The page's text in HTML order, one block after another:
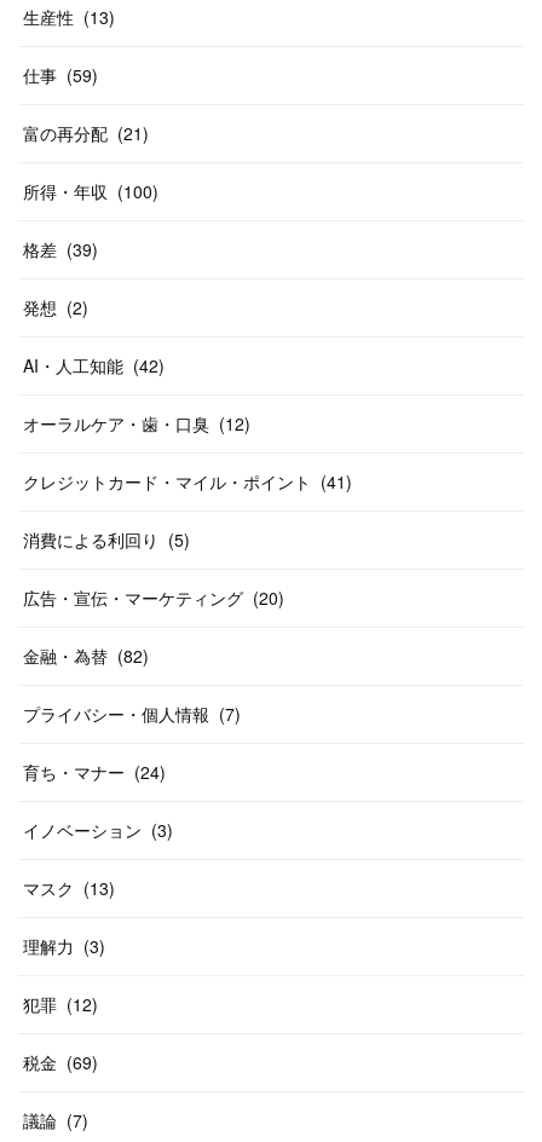
生産性 (13)
仕事 (59)
富の再分配 (21)
所得・年収 (100)
格差 (39)
発想 (2)
AI・人工知能 (42)
オーラルケア・歯・口臭 (12)
クレジットカード・マイル・ポイント (41)
消費による利回り (5)
広告・宣伝・マーケティング (20)
金融・為替 (82)
プライバシー・個人情報 (7)
育ち・マナー (24)
イノベーション (3)
マスク (13)
理解力 (3)
犯罪 (12)
税金 (69)
議論 (7)